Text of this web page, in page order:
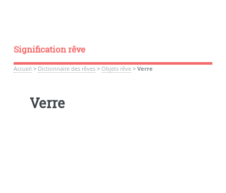
Signification rêve
Accueil > Dictionnaire des rêves> Objets rêve> Verre
Verre